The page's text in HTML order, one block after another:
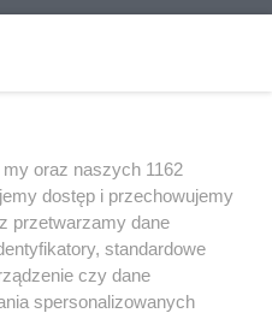
mieszkańców
oraz naszych 1162
dostęp i przechowujemy
przetwarzamy dane
standardowe
czy dane
spersonalizowanych